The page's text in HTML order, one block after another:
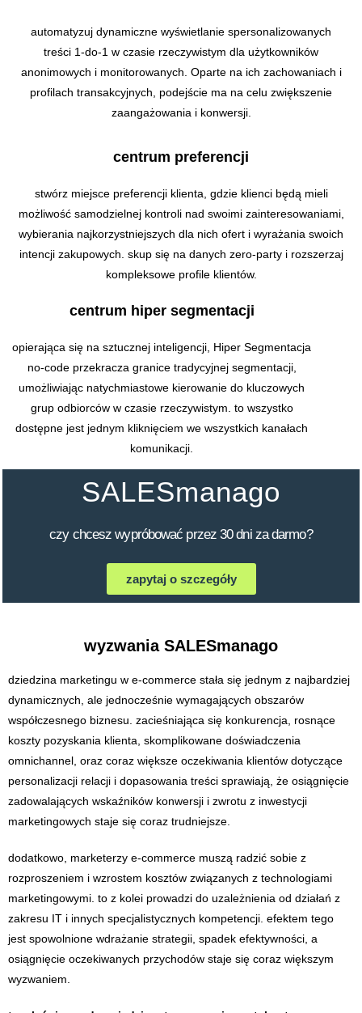
automatyzuj dynamiczne wyświetlanie spersonalizowanych
treści 1-do-1 w czasie rzeczywistym dla użytkowników
anonimowych i monitorowanych. Oparte na ich zachowaniach i
profilach transakcyjnych, podejście ma na celu zwiększenie
zaangażowania i konwersji.
centrum preferencji
stwórz miejsce preferencji klienta, gdzie klienci będą mieli
możliwość samodzielnej kontroli nad swoimi zainteresowaniami,
wybierania najkorzystniejszych dla nich ofert i wyrażania swoich
intencji zakupowych. skup się na danych zero-party i rozszerzaj
kompleksowe profile klientów.
centrum hiper segmentacji
opierająca się na sztucznej inteligencji, Hiper Segmentacja
no-code przekracza granice tradycyjnej segmentacji,
umożliwiając natychmiastowe kierowanie do kluczowych
grup odbiorców w czasie rzeczywistym. to wszystko
dostępne jest jednym kliknięciem we wszystkich kanałach
komunikacji.
SALESmanago
czy chcesz wypróbować przez 30 dni za darmo?
zapytaj o szczegóły
wyzwania SALESmanago
dziedzina marketingu w e-commerce stała się jednym z najbardziej
dynamicznych, ale jednocześnie wymagających obszarów
współczesnego biznesu. zacieśniająca się konkurencja, rosnące
koszty pozyskania klienta, skomplikowane doświadczenia
omnichannel, oraz coraz większe oczekiwania klientów dotyczące
personalizacji relacji i dopasowania treści sprawiają, że osiągnięcie
zadowalających wskaźników konwersji i zwrotu z inwestycji
marketingowych staje się coraz trudniejsze.
dodatkowo, marketerzy e-commerce muszą radzić sobie z
rozproszeniem i wzrostem kosztów związanych z technologiami
marketingowymi. to z kolei prowadzi do uzależnienia od działań z
zakresu IT i innych specjalistycznych kompetencji. efektem tego
jest spowolnione wdrażanie strategii, spadek efektywności, a
osiągnięcie oczekiwanych przychodów staje się coraz większym
wyzwaniem.